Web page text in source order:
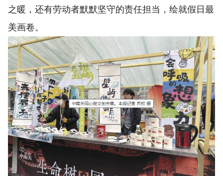
之暖，还有劳动者默默坚守的责任担当，绘就假日最
美画卷。